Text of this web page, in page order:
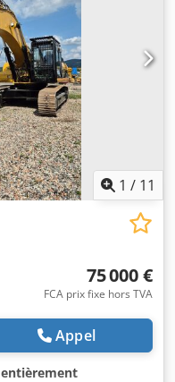
1 / 11
75 000 €
FCA prix fixe hors TVA
Appel
entièrement